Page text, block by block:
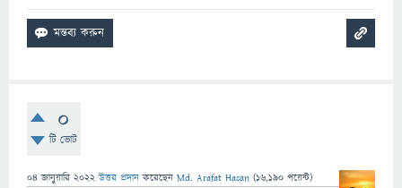
0
টি ভোট
04 জানুয়ারি 2022 উত্তর প্রদান করেছেন Md. Arafat Hasan (16,190 পয়েন্ট)